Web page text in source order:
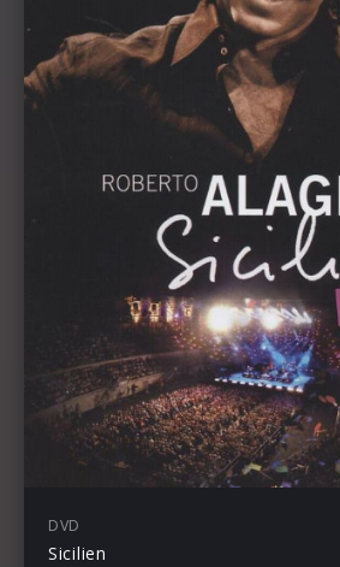
DVD
Sicilien